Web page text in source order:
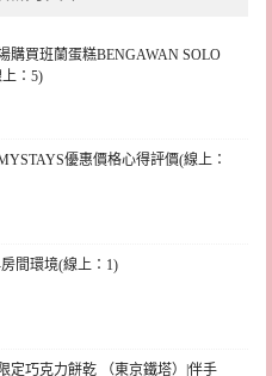
購買班蘭蛋糕BENGAWAN SOLO
：5)
優惠價格心得評價(線上：
間環境(線上：1)
定巧克力餅乾 （東京鐵塔）|伴手